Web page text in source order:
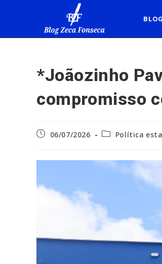
BLOG
*Joãozinho
compromisso
Post06/07/2026
Categoria
Política